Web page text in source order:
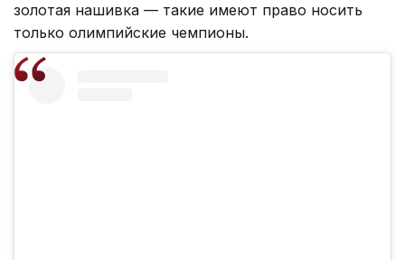
золотая нашивка — такие имеют право носить
только олимпийские чемпионы.